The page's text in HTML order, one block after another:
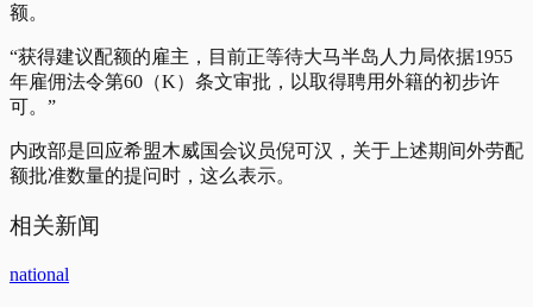
额。
“获得建议配额的雇主，目前正等待大马半岛人力局依据1955
年雇佣法令第60（K）条文审批，以取得聘用外籍的初步许
可。”
内政部是回应希盟木威国会议员倪可汉，关于上述期间外劳配
额批准数量的提问时，这么表示。
相关新闻
national